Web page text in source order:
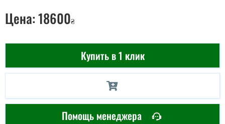
Цена:18600₴
Купить в 1 клик
Помощь менеджера